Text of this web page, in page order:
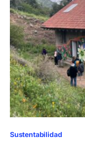
Sustentabilidad